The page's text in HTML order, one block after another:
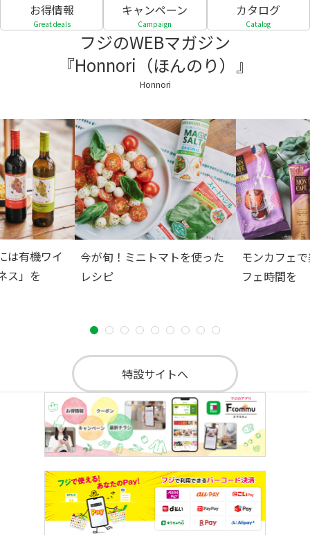
お得情報
Great deals
キャンペーン
Campaign
カタログ
Catalog
フジのWEBマガジン
『Honnori（ほんのり）』
Honnori
は有機ワイ
ス」を
今が旬！ミニトマトを使った
レシピ
モンカフェ
フェ時間を
特設サイトへ